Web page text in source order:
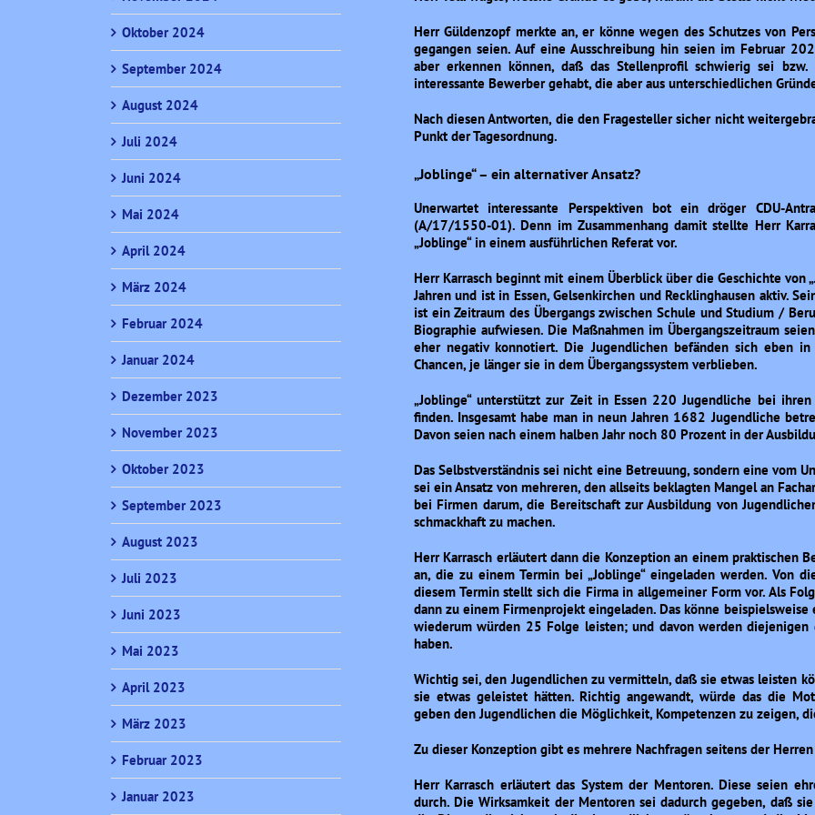
Herr Güldenzopf merkte an, er könne wegen des Schutzes von
gegangen seien. Auf eine Ausschreibung hin seien im Februar
aber erkennen können, daß das Stellenprofil schwierig sei
interessante Bewerber gehabt, die aber aus unterschiedlichen
Nach diesen Antworten, die den Fragesteller sicher nicht
Punkt der Tagesordnung.
„Joblinge“ – ein alternativer Ansatz?
Unerwartet interessante Perspektiven bot ein dröger CDU-
(A/17/1550-01). Denn im Zusammenhang damit stellte Herr
„Joblinge“ in einem ausführlichen Referat vor.
Herr Karrasch beginnt mit einem Überblick über die Geschichte von
Jahren und ist in Essen, Gelsenkirchen und Recklinghausen aktiv.
ist ein Zeitraum des Übergangs zwischen Schule und Studium /
Biographie aufwiesen. Die Maßnahmen im Übergangszeitraum
eher negativ konnotiert. Die Jugendlichen befänden sich eben
Chancen, je länger sie in dem Übergangssystem verblieben.
„Joblinge“ unterstützt zur Zeit in Essen 220 Jugendliche bei
finden. Insgesamt habe man in neun Jahren 1682 Jugendliche
Davon seien nach einem halben Jahr noch 80 Prozent in der
Das Selbstverständnis sei nicht eine Betreuung, sondern eine vom
sei ein Ansatz von mehreren, den allseits beklagten Mangel an
bei Firmen darum, die Bereitschaft zur Ausbildung von
schmackhaft zu machen.
Herr Karrasch erläutert dann die Konzeption an einem praktischen
an, die zu einem Termin bei „Joblinge“ eingeladen werden. Von
diesem Termin stellt sich die Firma in allgemeiner Form vor. Als
dann zu einem Firmenprojekt eingeladen. Das könne
wiederum würden 25 Folge leisten; und davon werden
haben.
Wichtig sei, den Jugendlichen zu vermitteln, daß sie etwas leisten
sie etwas geleistet hätten. Richtig angewandt, würde das die
geben den Jugendlichen die Möglichkeit, Kompetenzen zu zeigen,
Zu dieser Konzeption gibt es mehrere Nachfragen seitens der
Herr Karrasch erläutert das System der Mentoren. Diese seien
durch. Die Wirksamkeit der Mentoren sei dadurch gegeben, daß
Oktober 2024
September 2024
August 2024
Juli 2024
Juni 2024
Mai 2024
April 2024
März 2024
Februar 2024
Januar 2024
Dezember 2023
November 2023
Oktober 2023
September 2023
August 2023
Juli 2023
Juni 2023
Mai 2023
April 2023
März 2023
Februar 2023
Januar 2023